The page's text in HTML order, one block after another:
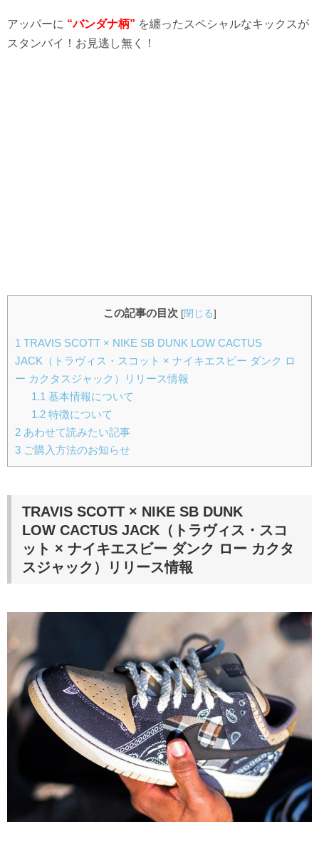
アッパーに “バンダナ柄” を纏ったスペシャルなキックスが
スタンバイ！お見逃し無く！
この記事の目次 [閉じる]
1 TRAVIS SCOTT × NIKE SB DUNK LOW CACTUS
JACK（トラヴィス・スコット × ナイキエスビー ダンク ロ
ー カクタスジャック）リリース情報
1.1 基本情報について
1.2特徴について
2 あわせて読みたい記事
3 ご購入方法のお知らせ
TRAVIS SCOTT × NIKE SB DUNK
LOW CACTUS JACK （トラヴィス・スコ
ット × ナイキエスビー ダンク ロー カクタ
スジャック）
リリース情報